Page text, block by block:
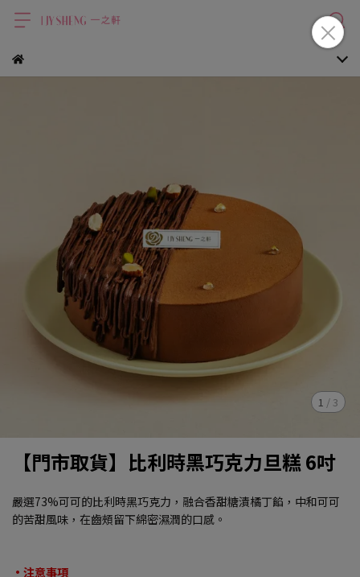
1 / 3
【門市取貨】比利時黑巧克力旦糕 6吋
嚴選73%可可的比利時黑巧克力，融合香甜糖漬橘丁餡，中和可可
的苦甜風味，在齒頰留下綿密濕潤的口感。
·注意事項